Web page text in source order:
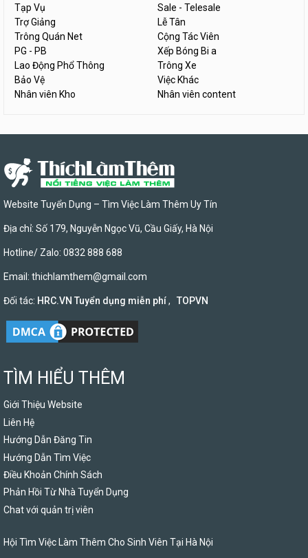
Tạp Vụ
Sale - Telesale
Trợ Giảng
Lễ Tân
Trông Quán Net
Cộng Tác Viên
PG - PB
Xếp Bóng Bi a
Lao Động Phổ Thông
Trông Xe
Bảo Vệ
Việc Khác
Nhân viên Kho
Nhân viên content
Website Tuyển Dụng – Tìm Việc Làm Thêm Uy Tín
Địa chỉ: Số 179, Nguyễn Ngọc Vũ, Cầu Giấy, Hà Nội
Hotline/ Zalo: 0832 888 688
Email: thichlamthem@gmail.com
Đối tác: HRC.VN Tuyển dụng miễn phí, TOPVN
TÌM HIỂU THÊM
Giới Thiệu Website
Liên Hệ
Hướng Dẫn Đăng Tin
Hướng Dẫn Tìm Việc
Điều Khoản Chính Sách
Phản Hồi Từ Nhà Tuyển Dụng
Chat với quản trị viên
Hội Tìm Việc Làm Thêm Cho Sinh Viên Tại Hà Nội